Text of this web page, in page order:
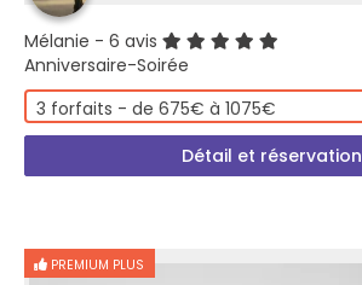
Mélanie - 6 avis
Anniversaire-Soirée
3 forfaits - de 675€ à 1075€
Détail et réservation
PREMIUM PLUS